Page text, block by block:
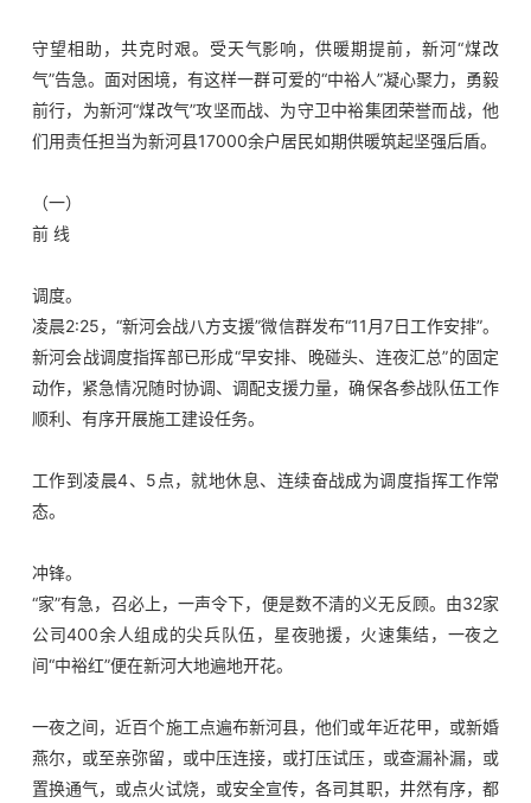
物资招标
联系我们
守望相助，共克时艰。受天气影响，供暖期提前，新河“煤改
气”告急。面对困境，有这样一群可爱的“中裕人”凝心聚力，勇毅
前行，为新河“煤改气”攻坚而战、为守卫中裕集团荣誉而战，他
们用责任担当为新河县17000余户居民如期供暖筑起坚强后盾。
（一）
前 线
调度。
凌晨2:25，“新河会战八方支援”微信群发布“11月7日工作安排”。
新河会战调度指挥部已形成“早安排、晚碰头、连夜汇总”的固定
动作，紧急情况随时协调、调配支援力量，确保各参战队伍工作
顺利、有序开展施工建设任务。
工作到凌晨4、5点，就地休息、连续奋战成为调度指挥工作常
态。
冲锋。
“家”有急，召必上，一声令下，便是数不清的义无反顾。由32家
公司400余人组成的尖兵队伍，星夜驰援，火速集结，一夜之
间“中裕红”便在新河大地遍地开花。
一夜之间，近百个施工点遍布新河县，他们或年近花甲，或新婚
燕尔，或至亲弥留，或中压连接，或打压试压，或查漏补漏，或
置换通气，或点火试烧，或安全宣传，各司其职，井然有序，都